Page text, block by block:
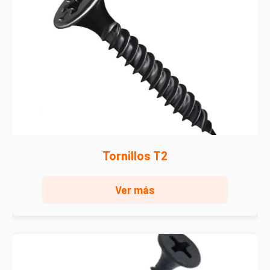
Tornillos T2
Ver más